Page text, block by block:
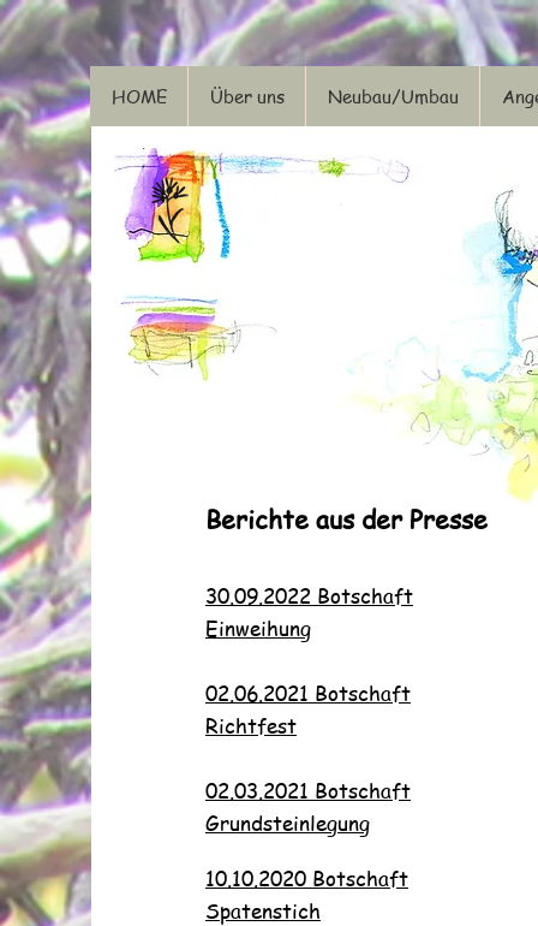
30.09.2022 Botschaft
Einweihung
02.06.2021 Botschaft
Richtfest
02.03.2021 Botschaft
Grundsteinlegung
10.10.2020 Botschaft
Spatenstich
Berichte aus der Presse
HOME Über uns Neubau/Umbau